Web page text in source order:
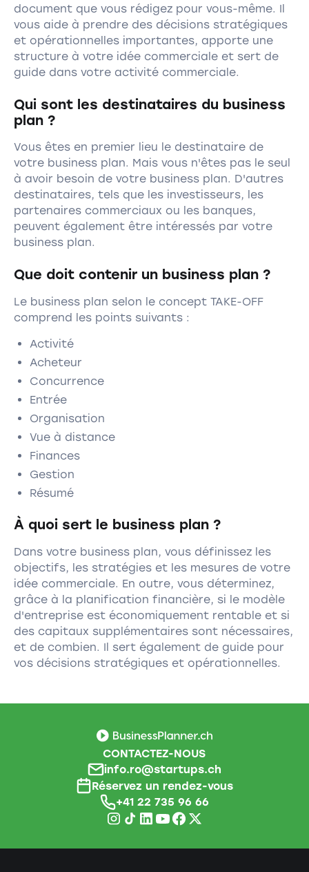
document que vous rédigez pour vous-même. Il
vous aide à prendre des décisions stratégiques
et opérationnelles importantes, apporte une
structure à votre idée commerciale et sert de
guide dans votre activité commerciale.
Qui sont les destinataires du business
plan ?
Vous êtes en premier lieu le destinataire de
votre business plan. Mais vous n'êtes pas le seul
à avoir besoin de votre business plan. D'autres
destinataires, tels que les investisseurs, les
partenaires commerciaux ou les banques,
peuvent également être intéressés par votre
business plan.
Que doit contenir un business plan ?
Le business plan selon le concept TAKE-OFF
comprend les points suivants :
Activité
Acheteur
Concurrence
Entrée
Organisation
Vue à distance
Finances
Gestion
Résumé
À quoi sert le business plan ?
Dans votre business plan, vous définissez les
objectifs, les stratégies et les mesures de votre
idée commerciale. En outre, vous déterminez,
grâce à la planification financière, si le modèle
d'entreprise est économiquement rentable et si
des capitaux supplémentaires sont nécessaires,
et de combien. Il sert également de guide pour
vos décisions stratégiques et opérationnelles.
CONTACTEZ-NOUS
info.ro@startups.ch
Réservez un rendez-vous
+41 22 735 96 66